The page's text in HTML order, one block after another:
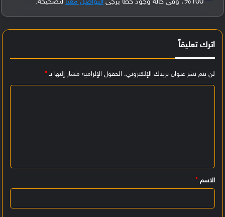
100%، وفي حالة وجود خطأ يُرجى
التواصل معنا لتصحيحه.
اترك تعليقاً
لن يتم نشر عنوان بريدك الإلكتروني. الحقول الإلزامية مشار إليها بـ*
ي
ق
الاسم *